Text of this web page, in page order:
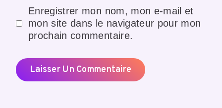
Enregistrer mon nom, mon e-mail et
mon site dans le navigateur pour mon
prochain commentaire.